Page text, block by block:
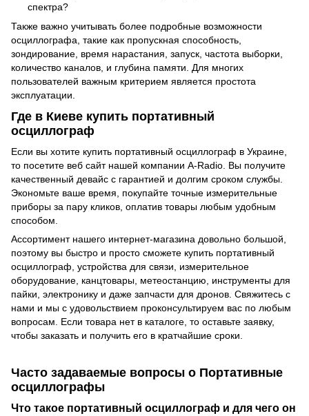
спектра?
Также важно учитывать более подробные возможности
осциллографа, такие как пропускная способность,
зондирование, время нарастания, запуск, частота выборки,
количество каналов, и глубина памяти. Для многих
пользователей важным критерием является простота
эксплуатации.
Где в Киеве купить портативный
осциллограф
Если вы хотите купить портативный осциллограф в Украине,
то посетите веб сайт нашей компании A-Radio. Вы получите
качественный девайс с гарантией и долгим сроком службы.
Экономьте ваше время, покупайте точные измерительные
приборы за пару кликов, оплатив товары любым удобным
способом.
Ассортимент нашего интернет-магазина довольно большой,
поэтому вы быстро и просто сможете купить портативный
осциллограф, устройства для связи, измерительное
оборудование, канцтовары, метеостанцию, инструменты для
пайки, электронику и даже запчасти для дронов. Свяжитесь с
нами и мы с удовольствием проконсультируем вас по любым
вопросам. Если товара нет в каталоге, то оставьте заявку,
чтобы заказать и получить его в кратчайшие сроки.
Часто задаваемые вопросы о Портативные
осциллографы
Что такое портативный осциллограф и для чего он